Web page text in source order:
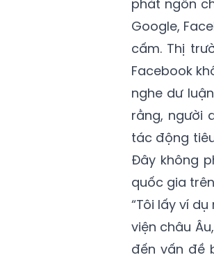
phát ngôn
Google,
cấm. Thị
Facebook
nghe dư
rằng, người
tác động
Đây không
quốc gia
“Tôi lấy ví
viện châu
đến vấn đề